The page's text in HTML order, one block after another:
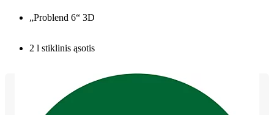
„Problend 6“ 3D
2 l stiklinis ąsotis